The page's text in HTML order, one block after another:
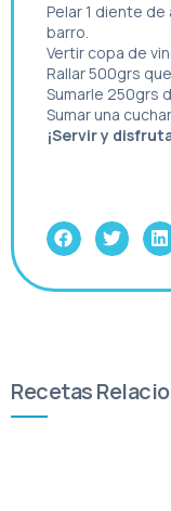
Pelar 1 diente
barro.
Vertir copa de
Rallar 500grs
Sumarle 250grs
Sumar una
¡Servir y
Recetas